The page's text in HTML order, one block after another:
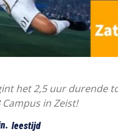
het 2,5 uur durende
in Zeist!
leestijd